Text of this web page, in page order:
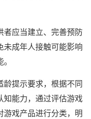
应当建立、完善预防
成年人接触可能影响
龄提示要求，根据不同
知能力，通过评估游戏
游戏产品进行分类，明